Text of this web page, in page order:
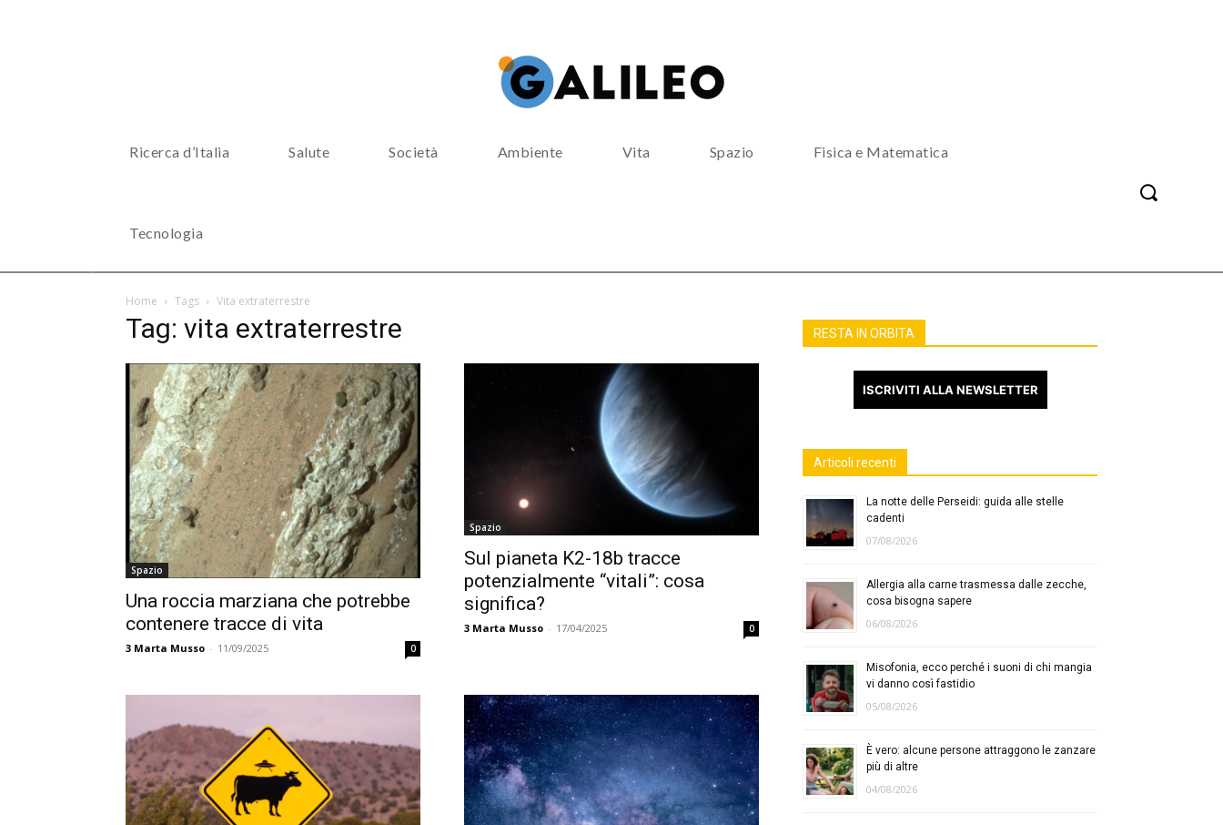
Ricerca d’Italia Salute Società Ambiente Vita Spazio Fisica e Matematica
Tecnologia
Home Tags Vita extraterrestre
Tag: vita extraterrestre
Spazio
Una roccia marziana che potrebbe
contenere tracce di vita
3 Marta Musso - 11/09/2025 0
Spazio
Sul pianeta K2-18b tracce
potenzialmente “vitali”: cosa
significa?
3 Marta Musso - 17/04/2025 0
RESTA IN ORBITA
ISCRIVITI ALLA NEWSLETTER
Articoli recenti
La notte delle Perseidi: guida alle stelle
cadenti
07/08/2026
Allergia alla carne trasmessa dalle zecche,
cosa bisogna sapere
06/08/2026
Misofonia, ecco perché i suoni di chi mangia
vi danno così fastidio
05/08/2026
È vero: alcune persone attraggono le zanzare
più di altre
04/08/2026